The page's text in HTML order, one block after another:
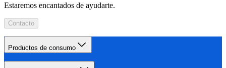
Estaremos encantados de ayudarte.
Contacto
Productos de consumo